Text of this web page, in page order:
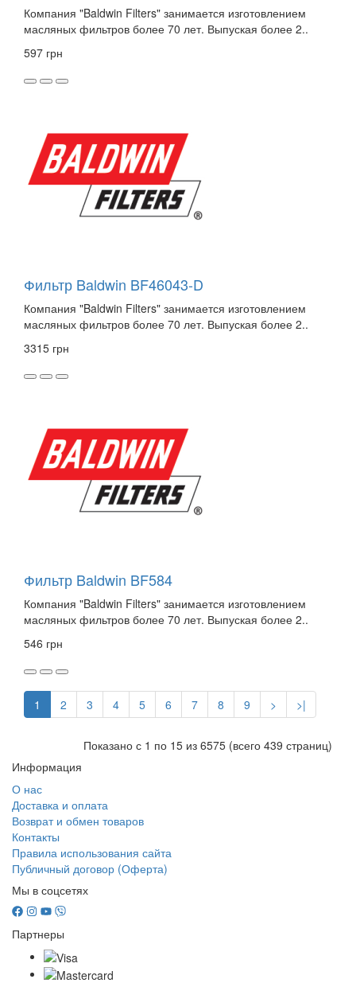
Компания "Baldwin Filters" занимается изготовлением
масляных фильтров более 70 лет. Выпуская более 2..
597 грн
Фильтр Baldwin BF46043-D
Компания "Baldwin Filters" занимается изготовлением
масляных фильтров более 70 лет. Выпуская более 2..
3315 грн
Фильтр Baldwin BF584
Компания "Baldwin Filters" занимается изготовлением
масляных фильтров более 70 лет. Выпуская более 2..
546 грн
1 2 3 4 5 6 7 8 9 > >|
Показано с 1 по 15 из 6575 (всего 439 страниц)
Информация
О нас
Доставка и оплата
Возврат и обмен товаров
Контакты
Правила использования сайта
Публичный договор (Оферта)
Мы в соцсетях
Партнеры